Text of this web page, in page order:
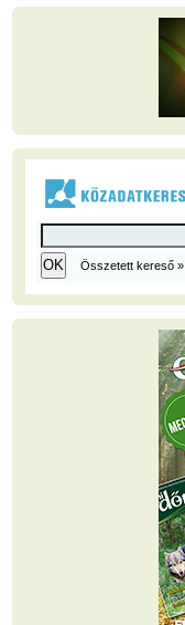
Összetett kereső »